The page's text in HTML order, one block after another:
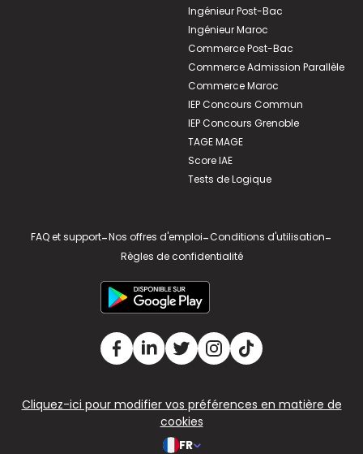
Ingénieur Post-Bac
Ingénieur Maroc
Commerce Post-Bac
Commerce Admission Parallèle
Commerce Maroc
IEP Concours Commun
IEP Concours Grenoble
TAGE MAGE
Score IAE
Tests de Logique
FAQ et support-Nos offres d'emploi-Conditions d'utilisation-
Règles de confidentialité
Cliquez-ici pour modifier vos préférences en matière de
cookies
FR